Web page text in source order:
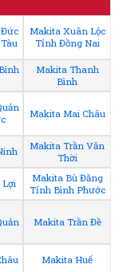
Makita Xuân Lộc
Tỉnh Đồng Nai
Makita Thanh
Bình
Makita Mai Châu
Makita Trần Văn
Thời
Makita Bù Đăng
Tỉnh Bình Phước
Makita Trần Đề
Makita Huế